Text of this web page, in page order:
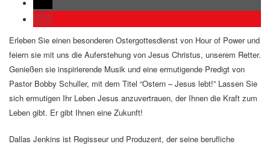
Erleben Sie einen besonderen Ostergottesdienst von Hour of Power und
feiern sie mit uns die Auferstehung von Jesus Christus, unserem Retter.
Genießen sie inspirierende Musik und eine ermutigende Predigt von
Pastor Bobby Schuller, mit dem Titel “Ostern – Jesus lebt!” Lassen Sie
sich ermutigen Ihr Leben Jesus anzuvertrauen, der Ihnen die Kraft zum
Leben gibt. Er gibt Ihnen eine Zukunft!
Dallas Jenkins ist Regisseur und Produzent, der seine berufliche